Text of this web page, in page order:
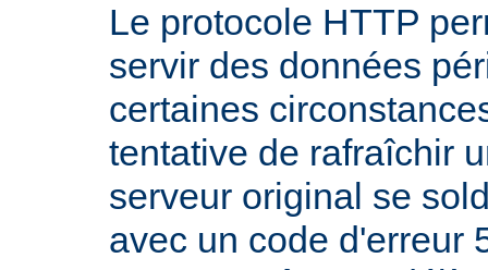
Le protocole HTTP
servir des données
certaines
tentative de rafraîchir
serveur original se
avec un code d'erreur